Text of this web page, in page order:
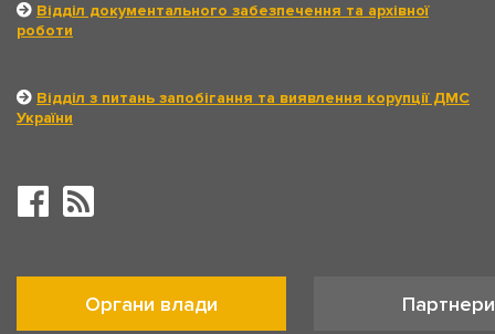
Відділ документального забезпечення та архівної
роботи
Відділ з питань запобігання та виявлення корупції ДМС
України
Органи влади Партнери